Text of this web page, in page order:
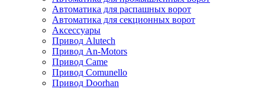
Автоматика для распашных ворот
Автоматика для секционных ворот
Аксессуары
Привод Alutech
Привод An-Motors
Привод Came
Привод Comunello
Привод Doorhan